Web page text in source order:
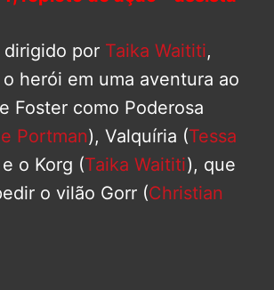
por Taika Waititi,
herói em uma aventura ao
Foster como Poderosa
Portman), Valquíria (Tessa
o Korg (Taika Waititi), que
o vilão Gorr (Christian